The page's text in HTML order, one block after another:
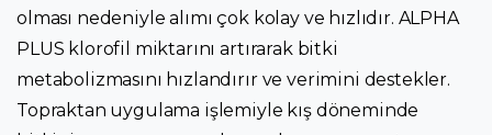
olması nedeniyle alımı çok kolay ve hızlıdır. ALPHA
PLUS klorofil miktarını artırarak bitki
metabolizmasını hızlandırır ve verimini destekler.
Topraktan uygulama işlemiyle kış döneminde